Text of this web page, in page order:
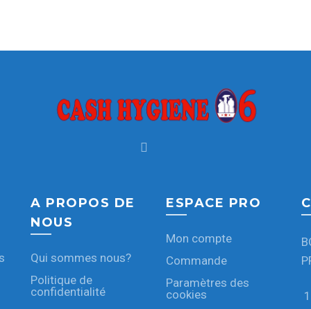
A PROPOS DE
NOUS
Qui sommes nous?
Politique de
confidentialité
ESPACE PRO
Mon compte
Commande
Paramètres des
cookies